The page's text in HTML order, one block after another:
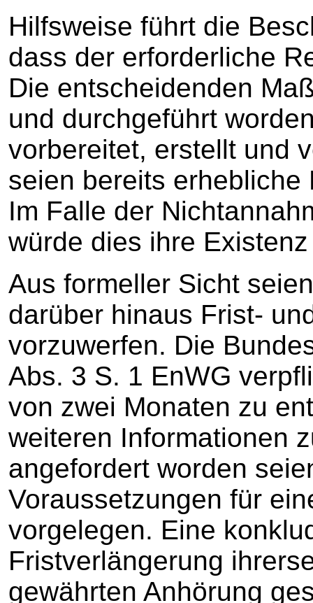
Hilfsweise führt die
dass der erforderliche
Die entscheidenden
und durchgeführt
vorbereitet, erstellt und
seien bereits
Im Falle der
würde dies ihre
Aus formeller Sicht
darüber hinaus Frist-
vorzuwerfen. Die
Abs. 3 S. 1 EnWG
von zwei Monaten zu
weiteren Informationen
angefordert worden
Voraussetzungen für
vorgelegen. Eine
Fristverlängerung
gewährten Anhörung